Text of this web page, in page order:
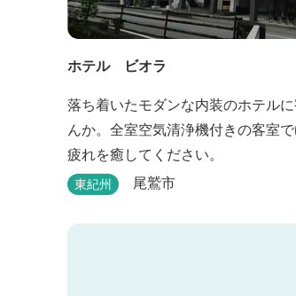
ホテル ビオラ
落ち着いたモダンな内装のホテル
んか。全室空気清浄機付きの客室
疲れを癒してください。
東紀州 尾鷲市